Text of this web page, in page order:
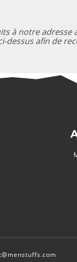
à notre adresse
dessus afin de